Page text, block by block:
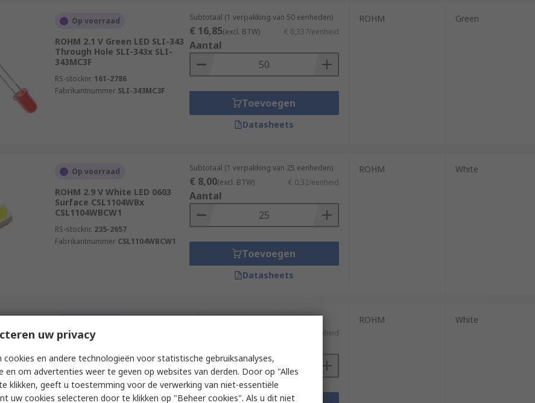
Op voorraad
ROHM 2.1 V Green LED SLI-343
Through Hole SLI-343x SLI-
343MC3F
RS-stocknr. 161-2786
Fabrikantnummer SLI-343MC3F
Subtotaal (1 verpakking van 50 eenheden)
€ 16,85(excl. BTW) € 0,337/eenheid
Aantal
Toevoegen
Datasheets
ROHM Green
Op voorraad
ROHM 2.9 V White LED 0603
Surface CSL1104WBx
CSL1104WBCW1
RS-stocknr. 235-2657
Fabrikantnummer CSL1104WBCW1
Subtotaal (1 verpakking van 25 eenheden)
€ 8,00(excl. BTW) € 0,32/eenheid
Aantal
Toevoegen
Datasheets
ROHM White
ROHM 2.9 V White LED 0603
Surface CSL11 CSL1101WBDW1
RS-stocknr.265-372
FabrikantnummerCSL1101WBDW1
Subtotaal (1 rol van 50 eenheden)
€ 0,156/eenheid
ROHM White
uw privacy
cookies en andere technologieën voor statistische gebruiksanalyses,
en om advertenties weer te geven op websites van derden. Door op "Alles
klikken, geeft u toestemming voor de verwerking van niet-essentiële
uw cookies selecteren door te klikken op "Beheer cookies". Als u dit niet